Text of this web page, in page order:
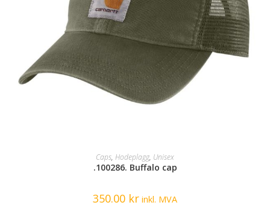
SELECT OPTIONS
Caps, Hodeplagg, Unisex
.100286. Buffalo cap
350.00 kr inkl. MVA